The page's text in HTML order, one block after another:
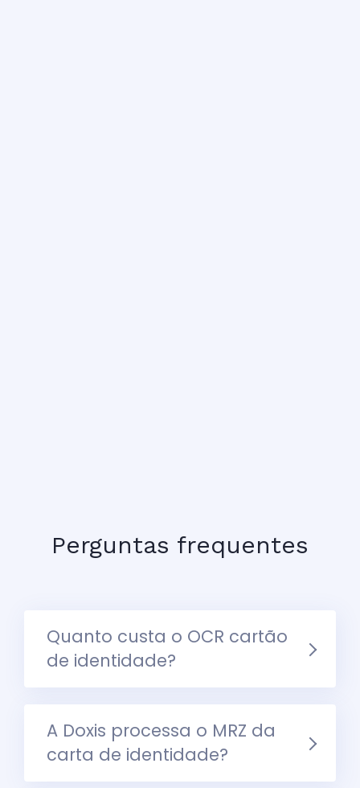
Perguntas frequentes
Quanto custa o OCR cartão
de identidade?
A Doxis processa o MRZ da
carta de identidade?